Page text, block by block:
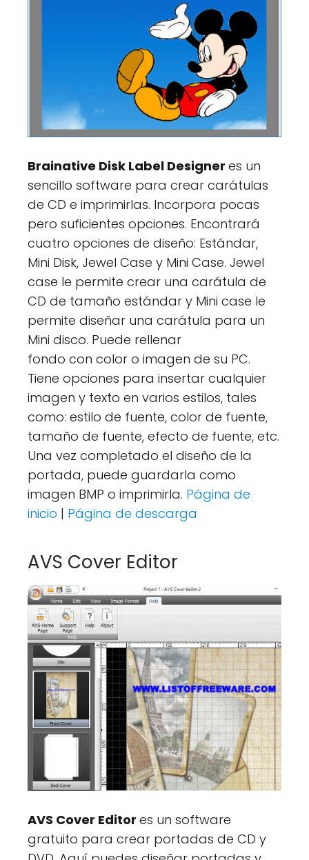
Brainative Disk Label Designer es un
sencillo software para crear carátulas
de CD e imprimirlas. Incorpora pocas
pero suficientes opciones. Encontrará
cuatro opciones de diseño: Estándar,
Mini Disk, Jewel Case y Mini Case. Jewel
case le permite crear una carátula de
CD de tamaño estándar y Mini case le
permite diseñar una carátula para un
Mini disco. Puede rellenar
fondo con color o imagen de su PC.
Tiene opciones para insertar cualquier
imagen y texto en varios estilos, tales
como: estilo de fuente, color de fuente,
tamaño de fuente, efecto de fuente, etc.
Una vez completado el diseño de la
portada, puede guardarla como
imagen BMP o imprimirla. Página de
inicio | Página de descarga
AVS Cover Editor
AVS Cover Editor es un software
gratuito para crear portadas de CD y